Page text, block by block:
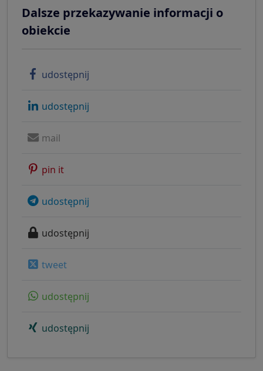
Dalsze przekazywanie informacji o
obiekcie
udostępnij
udostępnij
mail
pin it
udostępnij
udostępnij
tweet
udostępnij
udostępnij